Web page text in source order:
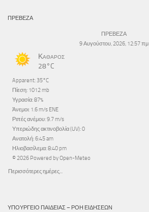
ΠΡΕΒΕΖΑ
ΠΡΕΒΕΖΑ
9 Αυγούστου, 2026, 12:57 πμ
Καθαρός
28°C
Apparent: 35°C
Πίεση: 1012 mb
Υγρασία: 87%
Άνεμοι: 1.6 m/s ENE
Ριπές ανέμου: 9.7 m/s
Υπεριώδης ακτινοβολία (UV): 0
Ανατολή: 6:45 am
Ηλιοβασίλεμα: 8:40 pm
© 2026 Powered by Open-Meteo
Περισσότερες ημέρες...
ΥΠΟΥΡΓΕΊΟ ΠΑΙΔΕΊΑΣ – ΡΟΉ ΕΙΔΉΣΕΩΝ